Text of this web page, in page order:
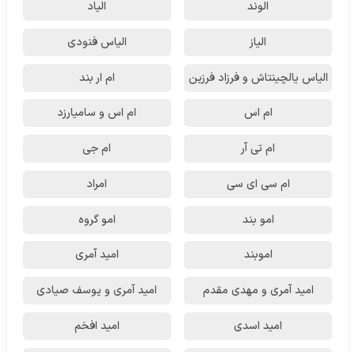
الوند الیاد
الیاز الیاس فنودی
الیاس یالچینتاش و فرزاد فرزین ام‌ ار بند
ام اس ام اس و سامیارزد
ام تی آر ام جی
ام سی ای سی امراد
امو بند امو گروه
اموبند امید آمری
امید آمری و مهدی مقدم امید آمری و یوسف صیادی
امید اسدی امید افخم